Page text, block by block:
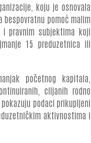
koju je osnovala
pomoć malim
pravnim subjektima koji
15 preduzetnica ili
početnog kapitala,
ciljanih rodno
podaci prikupljeni
aktivnostima i